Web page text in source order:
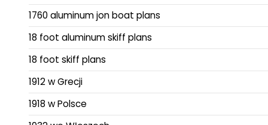
1760 aluminum jon boat plans
18 foot aluminum skiff plans
18 foot skiff plans
1912 w Grecji
1918 w Polsce